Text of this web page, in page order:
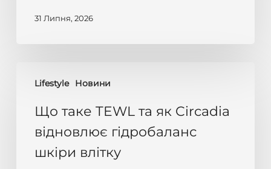
віком31 Липня, 2026
Lifestyle Новини
таке
TEWL
Circadia
Що таке TEWL та як Circadia
відновлює гідробаланс
шкіри влітку